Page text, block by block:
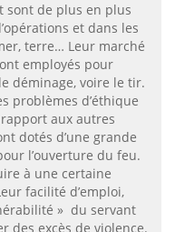
sont de plus en plus
et dans les
terre… Leur marché
employés pour
déminage, voire le tir.
problèmes d’éthique
aux autres
dotés d’une grande
l’ouverture du feu.
à une certaine
facilité d’emploi,
» du servant
des excès de violence.